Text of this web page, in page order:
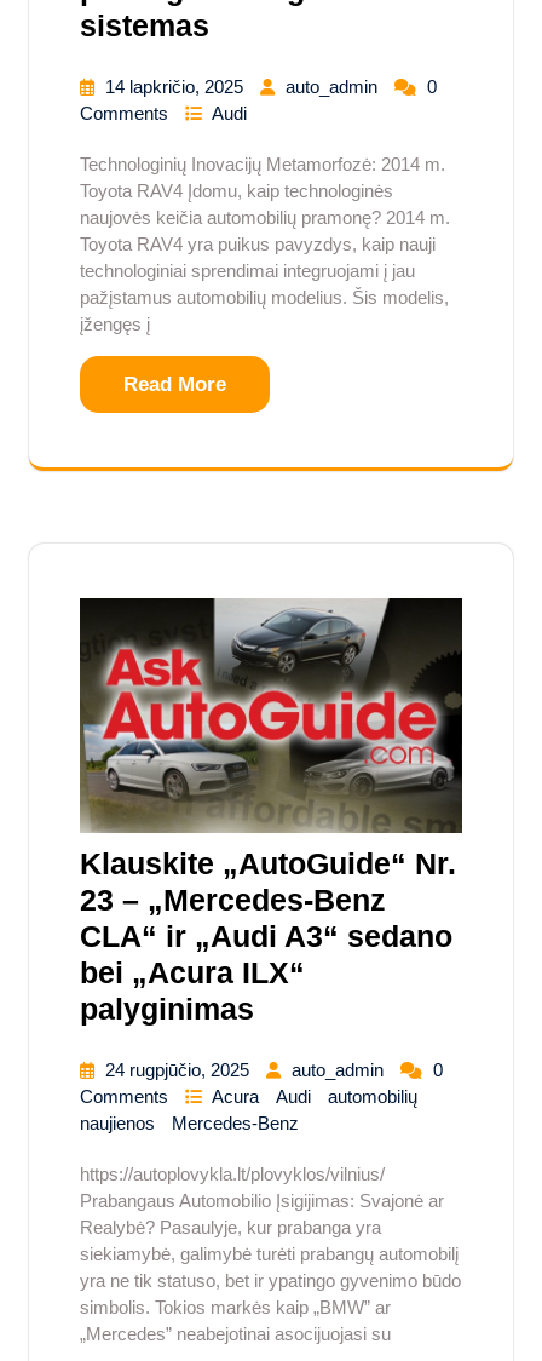
sistemas
14 lapkričio, 2025 auto_admin
0
Comments
Audi
Technologinių Inovacijų Metamorfozė: 2014 m.
Toyota RAV4 Įdomu, kaip technologinės
naujovės keičia automobilių pramonę? 2014 m.
Toyota RAV4 yra puikus pavyzdys, kaip nauji
technologiniai sprendimai integruojami į jau
pažįstamus automobilių modelius. Šis modelis,
įžengęs į
Read More
Klauskite „AutoGuide“ Nr.
23 – „Mercedes-Benz
CLA“ ir „Audi A3“ sedano
bei „Acura ILX“
palyginimas
24 rugpjūčio, 2025 auto_admin
0
Comments
Acura Audi
automobilių
naujienos
Mercedes-Benz
https://autoplovykla.lt/plovyklos/vilnius/
Prabangaus Automobilio Įsigijimas: Svajonė ar
Realybė? Pasaulyje, kur prabanga yra
siekiamybė, galimybė turėti prabangų automobilį
yra ne tik statuso, bet ir ypatingo gyvenimo būdo
simbolis. Tokios markės kaip „BMW” ar
„Mercedes” neabejotinai asocijuojasi su